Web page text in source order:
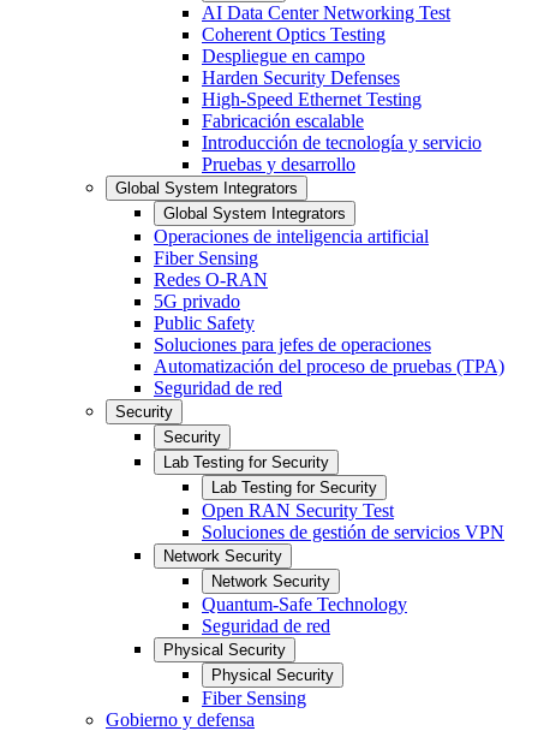
AI Data Center Networking Test
Coherent Optics Testing
Despliegue en campo
Harden Security Defenses
High-Speed Ethernet Testing
Fabricación escalable
Introducción de tecnología y servicio
Pruebas y desarrollo
Global System Integrators
Global System Integrators
Operaciones de inteligencia artificial
Fiber Sensing
Redes O-RAN
5G privado
Public Safety
Soluciones para jefes de operaciones
Automatización del proceso de pruebas (TPA)
Seguridad de red
Security
Security
Lab Testing for Security
Lab Testing for Security
Open RAN Security Test
Soluciones de gestión de servicios VPN
Network Security
Network Security
Quantum-Safe Technology
Seguridad de red
Physical Security
Physical Security
Fiber Sensing
Gobierno y defensa